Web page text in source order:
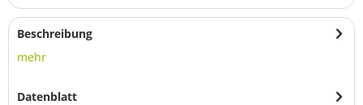
Beschreibung
mehr
Datenblatt